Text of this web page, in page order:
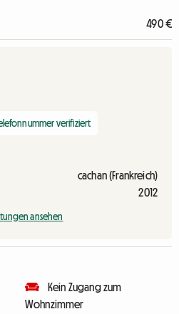
490 €
verifiziert
cachan (Frankreich)
2012
ansehen
Kein Zugang zum
Wohnzimmer